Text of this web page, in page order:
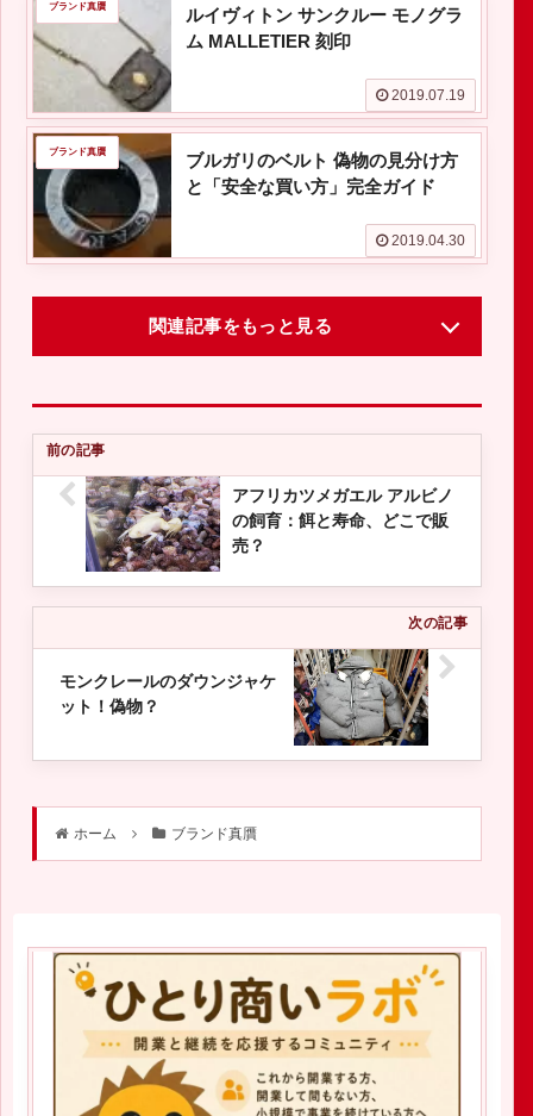
ブランド真贋
ルイヴィトン サンクルー モノグラ
ム MALLETIER 刻印
2019.07.19
ブランド真贋
ブルガリのベルト 偽物の見分け方
と「安全な買い方」完全ガイド
2019.04.30
関連記事をもっと見る
アフリカツメガエル アルビノ
の飼育：餌と寿命、どこで販
売？
モンクレールのダウンジャケ
ット！偽物？
ホーム ブランド真贋